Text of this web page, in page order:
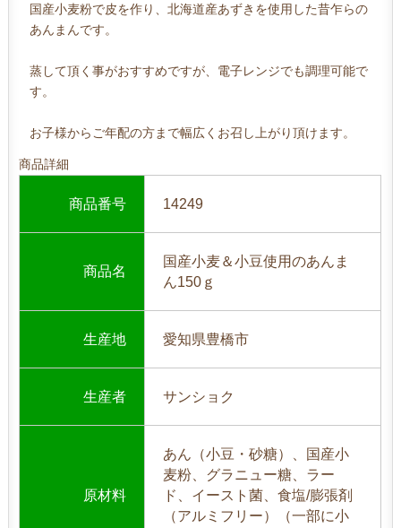
国産小麦粉で皮を作り、北海道産あずきを使用した昔乍らの
あんまんです。
蒸して頂く事がおすすめですが、電子レンジでも調理可能で
す。
お子様からご年配の方まで幅広くお召し上がり頂けます。
商品詳細
商品番号 14249
商品名
国産小麦＆小豆使用のあんま
ん150ｇ
生産地 愛知県豊橋市
生産者 サンショク
原材料
あん（小豆・砂糖）、国産小
麦粉、グラニュー糖、ラー
ド、イースト菌、食塩/膨張剤
（アルミフリー）（一部に小